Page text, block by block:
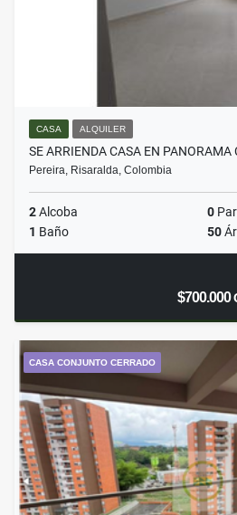
CASA ALQUILER
SE ARRIENDA CASA EN PANORAMA
Pereira, Risaralda, Colombia
2Alcoba 0
1 Baño 50
$700.000
CASA CONJUNTO CERRADO